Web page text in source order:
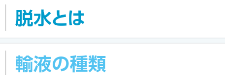
脱水とは
輸液の種類